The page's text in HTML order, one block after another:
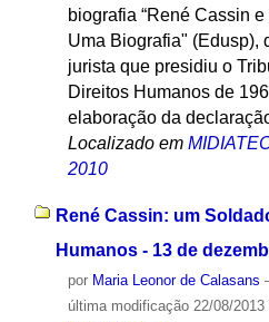
biografia “René Cassin
Uma Biografia" (Edusp),
jurista que presidiu o
Direitos Humanos de
elaboração da
Localizado em
2010
René Cassin: um
Humanos - 13 de
por Maria Leonor de Calasans
última modificação22/08/2013